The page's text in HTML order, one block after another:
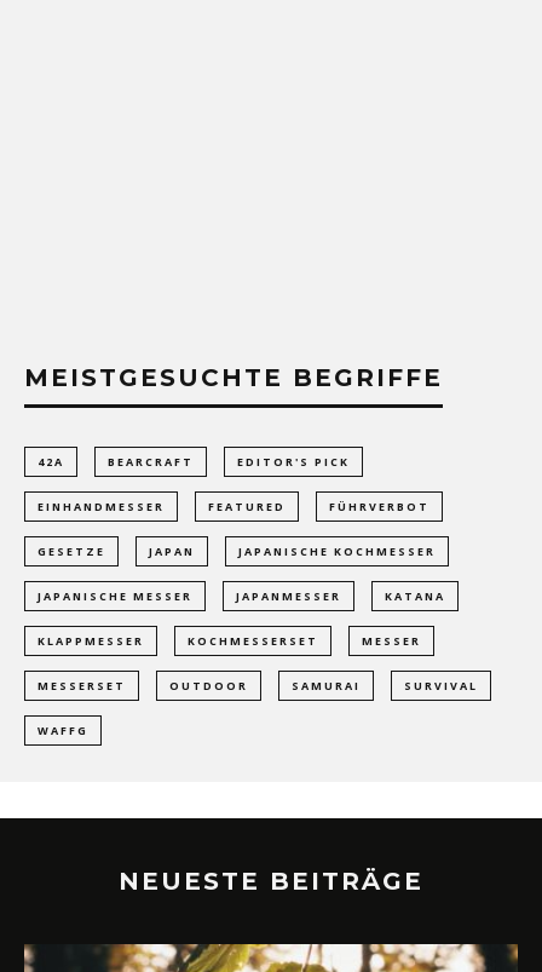
MEISTGESUCHTE BEGRIFFE
42A BEARCRAFT EDITOR'S PICK
EINHANDMESSER FEATURED FÜHRVERBOT
GESETZE JAPAN JAPANISCHE KOCHMESSER
JAPANISCHE MESSER JAPANMESSER KATANA
KLAPPMESSER KOCHMESSERSET MESSER
MESSERSET OUTDOOR SAMURAI SURVIVAL
WAFFG
NEUESTE BEITRÄGE